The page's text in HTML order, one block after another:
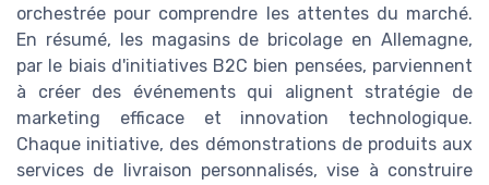
orchestrée pour comprendre les attentes du marché.
En résumé, les magasins de bricolage en Allemagne,
par le biais d'initiatives B2C bien pensées, parviennent
à créer des événements qui alignent stratégie de
marketing efficace et innovation technologique.
Chaque initiative, des démonstrations de produits aux
services de livraison personnalisés, vise à construire